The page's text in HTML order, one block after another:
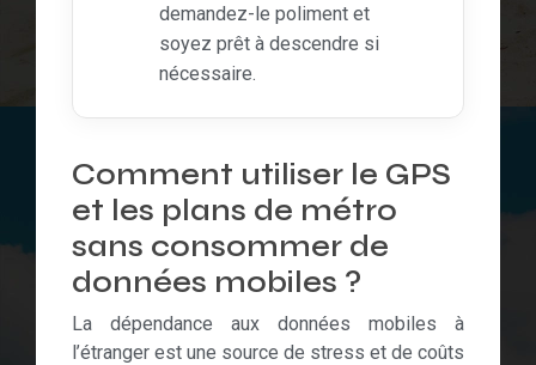
demandez-le poliment et
soyez prêt à descendre si
nécessaire.
Comment utiliser le GPS
et les plans de métro
sans consommer de
données mobiles ?
La dépendance aux données mobiles à
l’étranger est une source de stress et de coûts